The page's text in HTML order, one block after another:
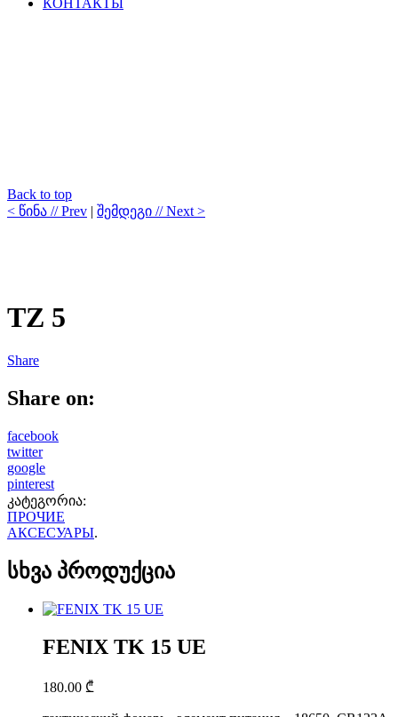
КОНТАКТЫ
Back to top
< წინა // Prev | შემდეგი // Next >
TZ 5
Share
Share on:
facebook
twitter
google
pinterest
კატეგორია:
ПРОЧИЕ
АКСЕСУАРЫ.
სხვა პროდუქცია
FENIX TK 15 UE
180.00 ₾